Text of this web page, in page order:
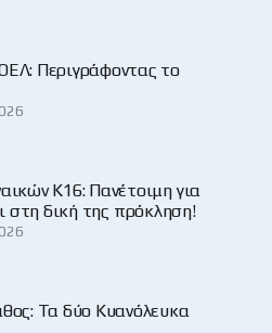
Περιγράφοντας το
Κ16: Πανέτοιμη για
στη δική της πρόκληση!
Τα δύο Κυανόλευκα